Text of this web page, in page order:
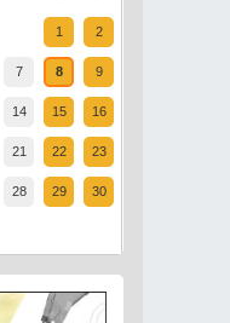
1 2
7 8 9
14 15 16
21 22 23
28 29 30